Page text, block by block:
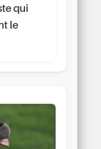
qui
le